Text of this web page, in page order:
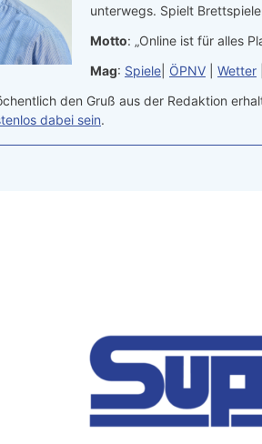
unterwegs. Spielt
Motto: „Online ist für alles
Mag: Spiele ÖPNV Wetter
den Gruß aus der Redaktion
dabei sein.